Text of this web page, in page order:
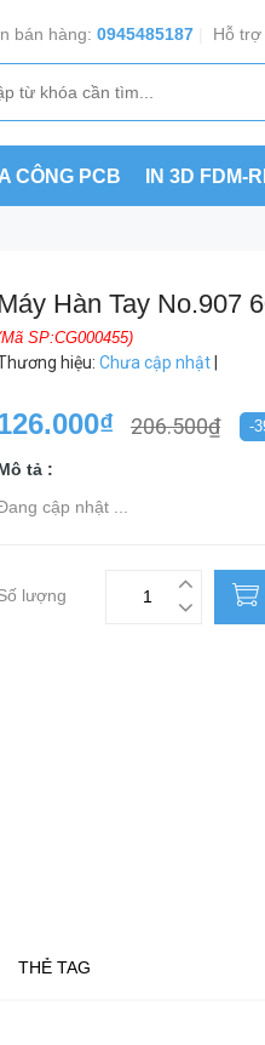
bán hàng: 0945485187| Hỗ
CÔNG PCB IN 3D FDM-
Hàn Tay No.907
SP:CG000455)
hiệu: Chưa cập nhật
206.500₫ -
tả :
cập nhật ...
lượng
THẺ TAG